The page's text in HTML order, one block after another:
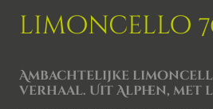
limoncello
Ambachtelijke
verhaal. Uit Alphen, met